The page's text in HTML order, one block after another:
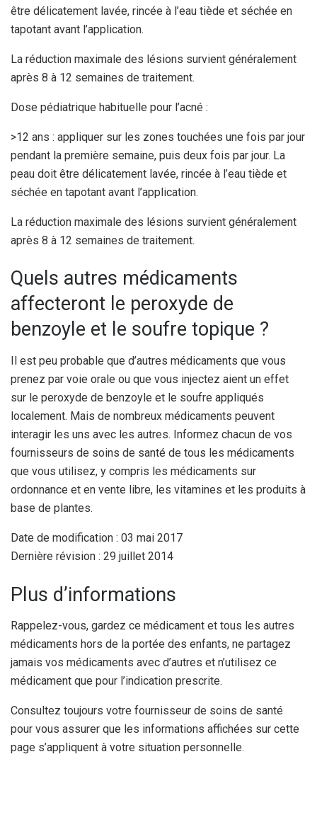
être délicatement lavée, rincée à l’eau tiède et séchée en
tapotant avant l’application.
La réduction maximale des lésions survient généralement
après 8 à 12 semaines de traitement.
Dose pédiatrique habituelle pour l’acné :
>12 ans : appliquer sur les zones touchées une fois par jour
pendant la première semaine, puis deux fois par jour. La
peau doit être délicatement lavée, rincée à l’eau tiède et
séchée en tapotant avant l’application.
La réduction maximale des lésions survient généralement
après 8 à 12 semaines de traitement.
Quels autres médicaments
affecteront le peroxyde de
benzoyle et le soufre topique ?
Il est peu probable que d’autres médicaments que vous
prenez par voie orale ou que vous injectez aient un effet
sur le peroxyde de benzoyle et le soufre appliqués
localement. Mais de nombreux médicaments peuvent
interagir les uns avec les autres. Informez chacun de vos
fournisseurs de soins de santé de tous les médicaments
que vous utilisez, y compris les médicaments sur
ordonnance et en vente libre, les vitamines et les produits à
base de plantes.
Date de modification : 03 mai 2017
Dernière révision : 29 juillet 2014
Plus d’informations
Rappelez-vous, gardez ce médicament et tous les autres
médicaments hors de la portée des enfants, ne partagez
jamais vos médicaments avec d’autres et n’utilisez ce
médicament que pour l’indication prescrite.
Consultez toujours votre fournisseur de soins de santé
pour vous assurer que les informations affichées sur cette
page s’appliquent à votre situation personnelle.